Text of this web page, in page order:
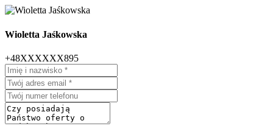
Wioletta Jaśkowska
+48XXXXXX895